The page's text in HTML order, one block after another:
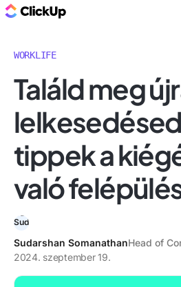
WORKLIFE
Találd meg
tippek a
való
Sudarshan SomanathanHead of
2024. szeptember 19.